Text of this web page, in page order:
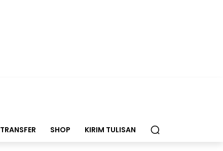
TRANSFER SHOP KIRIM TULISAN